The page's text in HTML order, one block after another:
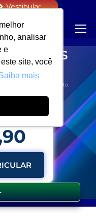
analisar
e
site, você
mais
Vestibular
fundamental completo.
de: